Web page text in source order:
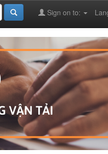
Sign on to: